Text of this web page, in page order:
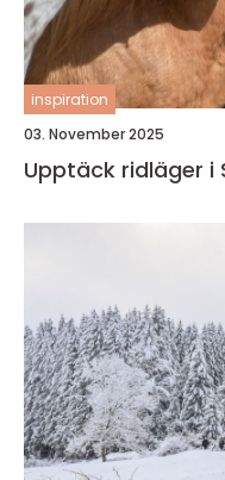
inspiration
03. November 2025
Upptäck ridläger i